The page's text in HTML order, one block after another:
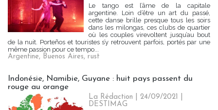
Le tango est l’âme de la capitale
argentine. Loin d’être un art du passé,
cette danse brille presque tous les soirs
dans les milongas, ces clubs de quartier
où les couples virevoltent jusqu’au bout
de la nuit. Porteños et touristes s’y retrouvent parfois, portés par une
même passion pour ce tempo...
Argentine, Buenos Aires, rust
Indonésie, Namibie, Guyane : huit pays passent du
rouge au orange
La Rédaction | 24/09/2021
DESTIMAG